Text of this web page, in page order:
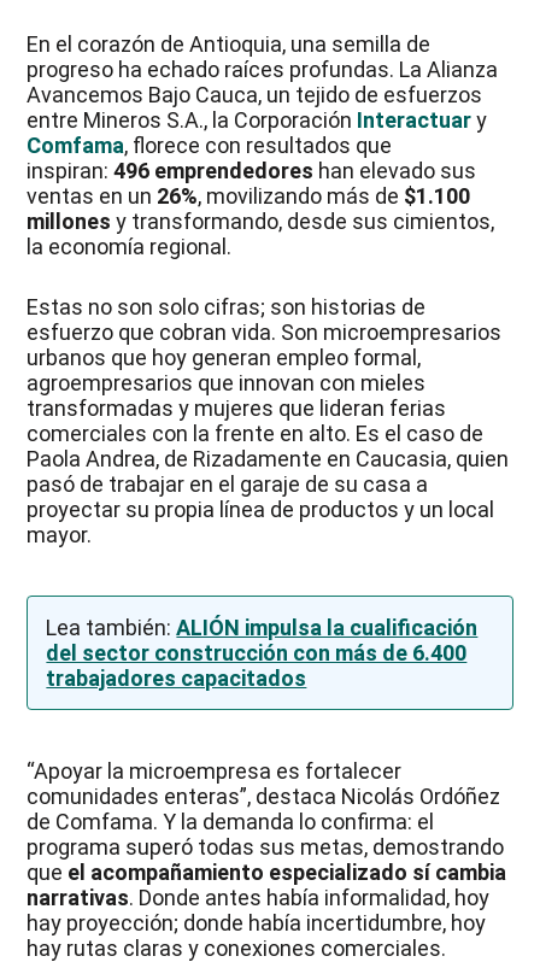
En el corazón de Antioquia, una semilla de
progreso ha echado raíces profundas. La Alianza
Avancemos Bajo Cauca, un tejido de esfuerzos
entre Mineros S.A., la Corporación Interactuary
Comfama, florece con resultados que
inspiran:496 emprendedores han elevado sus
ventas en un 26%, movilizando más de $1.100
millones y transformando, desde sus cimientos,
la economía regional.
Estas no son solo cifras; son historias de
esfuerzo que cobran vida. Son microempresarios
urbanos que hoy generan empleo formal,
agroempresarios que innovan con mieles
transformadas y mujeres que lideran ferias
comerciales con la frente en alto. Es el caso de
Paola Andrea, de Rizadamente en Caucasia, quien
pasó de trabajar en el garaje de su casa a
proyectar su propia línea de productos y un local
mayor.
Lea también:ALIÓN impulsa la cualificación
del sector construcción con más de 6.400
trabajadores capacitados
“Apoyar la microempresa es fortalecer
comunidades enteras”, destaca Nicolás Ordóñez
de Comfama. Y la demanda lo confirma: el
programa superó todas sus metas, demostrando
que el acompañamiento especializado sí cambia
narrativas. Donde antes había informalidad, hoy
hay proyección; donde había incertidumbre, hoy
hay rutas claras y conexiones comerciales.